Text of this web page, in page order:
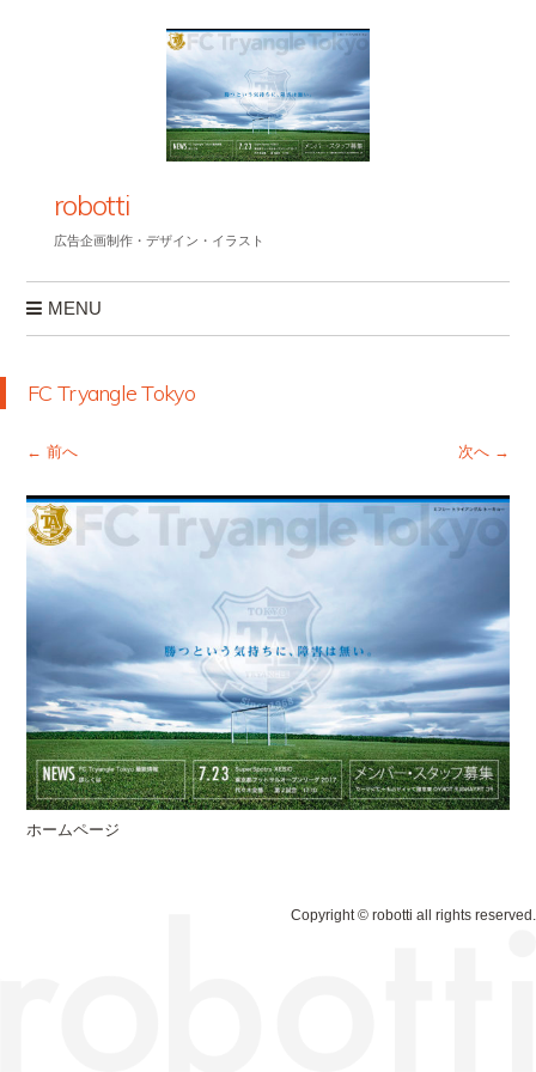
robotti
広告企画制作・デザイン・イラスト
MENU
FC Tryangle Tokyo
← 前へ 次へ →
ホームページ
Copyright © robotti all rights reserved.